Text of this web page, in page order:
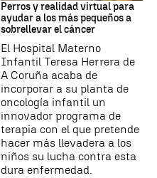
Perros y realidad virtual para
ayudar a los más pequeños a
sobrellevar el cáncer
El Hospital Materno
Infantil Teresa Herrera de
A Coruña acaba de
incorporar a su planta de
oncología infantil un
innovador programa de
terapia con el que pretende
hacer más llevadera a los
niños su lucha contra esta
dura enfermedad.